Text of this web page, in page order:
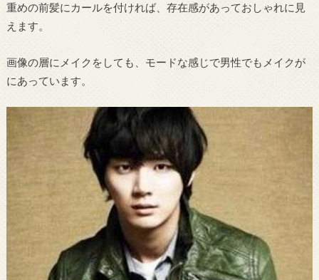
重めの前髪にカールを付ければ、存在感があっておしゃれに見
えます。
画像の層にメイクをしても、モードな感じで男性でもメイクが
にあっています。